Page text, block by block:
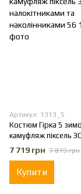
Артикул: 1313_5
Костюм Гірка 5
камуфляж піксель
налокітниками та
наколінниками 56
7 719 грн 7 819 грн
Купити